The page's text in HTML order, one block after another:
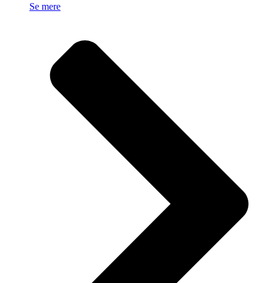
Se mere